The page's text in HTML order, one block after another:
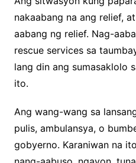
nakaabang na ang relief,
aabang ng relief. Nag-
rescue services sa
lang din ang sumasaklolo
ito.
Ang wang-wang sa
pulis, ambulansya, o
gobyerno. Karaniwan na